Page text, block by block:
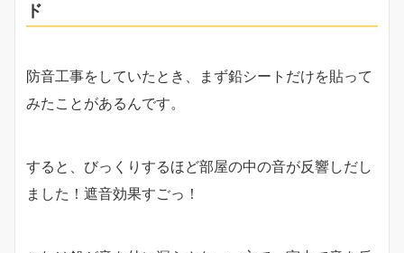
ド
防音工事をしていたとき、まず鉛シートだけを貼って
みたことがあるんです。
すると、びっくりするほど部屋の中の音が反響しだし
ました！遮音効果すごっ！